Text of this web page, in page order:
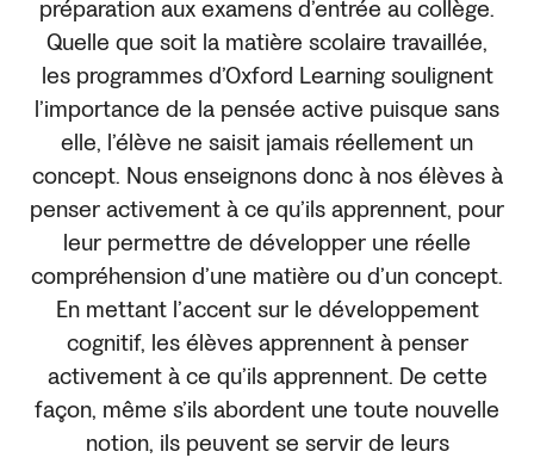
préparation aux examens d’entrée au collège.
Quelle que soit la matière scolaire travaillée,
les programmes d’Oxford Learning soulignent
l’importance de la pensée active puisque sans
elle, l’élève ne saisit jamais réellement un
concept. Nous enseignons donc à nos élèves à
penser activement à ce qu’ils apprennent, pour
leur permettre de développer une réelle
compréhension d’une matière ou d’un concept.
En mettant l’accent sur le développement
cognitif, les élèves apprennent à penser
activement à ce qu’ils apprennent. De cette
façon, même s’ils abordent une toute nouvelle
notion, ils peuvent se servir de leurs